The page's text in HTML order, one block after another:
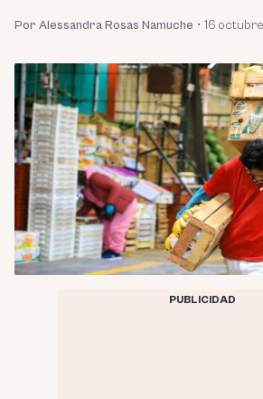
Por Alessandra Rosas Namuche • 16
PUBLICIDAD